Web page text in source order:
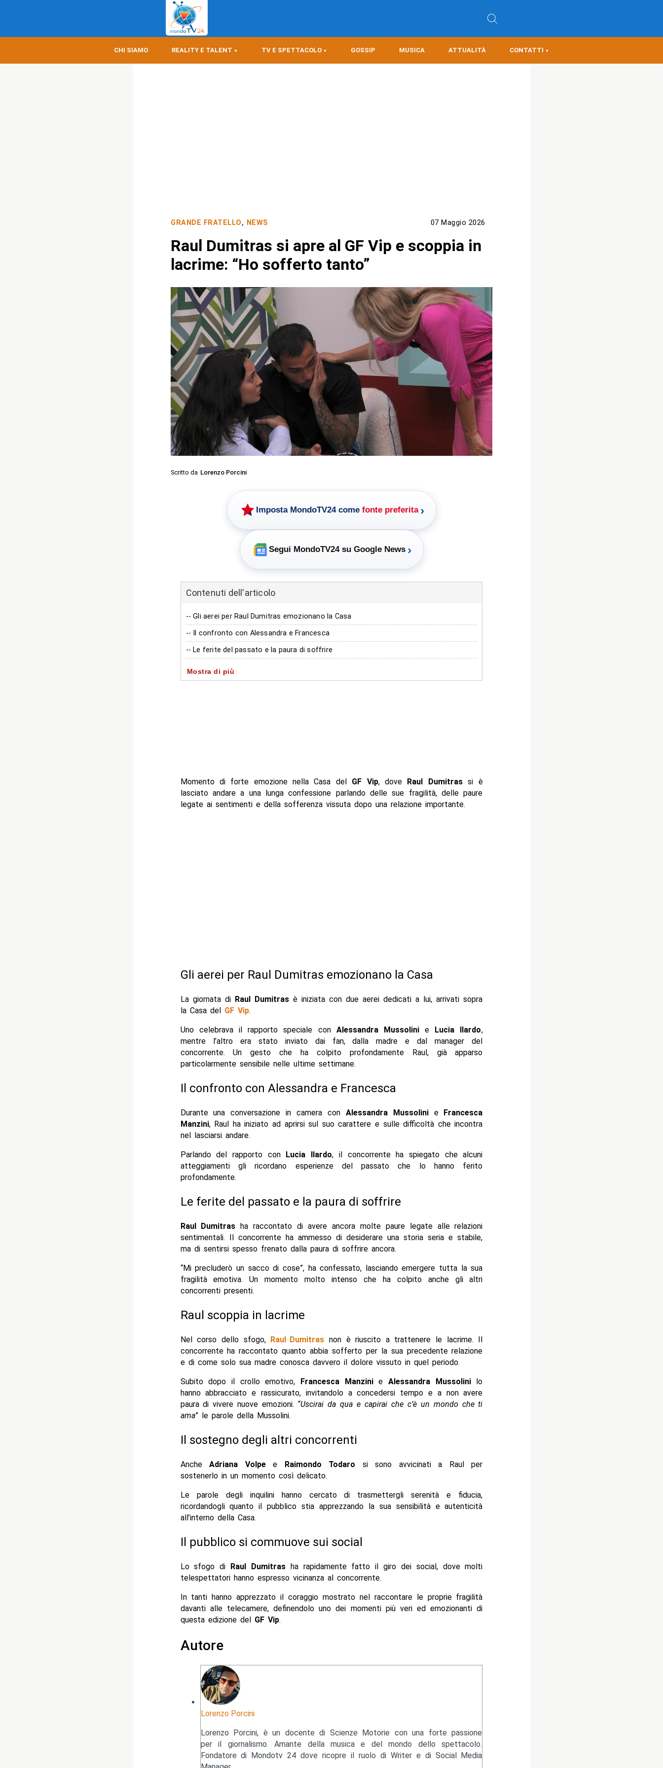
CHI SIAMO REALITY E TALENT TV E SPETTACOLO GOSSIP MUSICA ATTUALITÀ CONTATTI
GRANDE FRATELLO, NEWS 07 Maggio 2026
Raul Dumitras si apre al GF Vip e scoppia in
lacrime: “Ho sofferto tanto”
Scritto da Lorenzo Porcini
Imposta MondoTV24 come fonte preferita ›
Segui MondoTV24 su Google News ›
Contenuti dell'articolo
-- Gli aerei per Raul Dumitras emozionano la Casa
-- Il confronto con Alessandra e Francesca
-- Le ferite del passato e la paura di soffrire
-- Raul scoppia in lacrime
-- Il sostegno degli altri concorrenti
Mostra di più
Momento di forte emozione nella Casa del GF Vip, dove Raul Dumitrassi è
lasciato andare a una lunga confessione parlando delle sue fragilità, delle paure
legate ai sentimenti e della sofferenza vissuta dopo una relazione importante.
Gli aerei per Raul Dumitras emozionano la Casa
La giornata di Raul Dumitrasè iniziata con due aerei dedicati a lui, arrivati sopra
la Casa del GF Vip.
Uno celebrava il rapporto speciale con Alessandra Mussolinie Lucia Ilardo,
mentre l’altro era stato inviato dai fan, dalla madre e dal manager del
concorrente. Un gesto che ha colpito profondamente Raul, già apparso
particolarmente sensibile nelle ultime settimane.
Il confronto con Alessandra e Francesca
Durante una conversazione in camera con Alessandra Mussolinie
Francesca
Manzini, Raul ha iniziato ad aprirsi sul suo carattere e sulle difficoltà che incontra
nel lasciarsi andare.
Parlando del rapporto con Lucia Ilardo, il concorrente ha spiegato che alcuni
atteggiamenti gli ricordano esperienze del passato che lo hanno ferito
profondamente.
Le ferite del passato e la paura di soffrire
Raul Dumitras ha raccontato di avere ancora molte paure legate alle relazioni
sentimentali. Il concorrente ha ammesso di desiderare una storia seria e stabile,
ma di sentirsi spesso frenato dalla paura di soffrire ancora.
“Mi precluderò un sacco di cose”, ha confessato, lasciando emergere tutta la sua
fragilità emotiva. Un momento molto intenso che ha colpito anche gli altri
concorrenti presenti.
Raul scoppia in lacrime
Nel corso dello sfogo, Raul Dumitras non è riuscito a trattenere le lacrime. Il
concorrente ha raccontato quanto abbia sofferto per la sua precedente relazione
e di come solo sua madre conosca davvero il dolore vissuto in quel periodo.
Subito dopo il crollo emotivo, Francesca ManzinieAlessandra Mussolinilo
hanno abbracciato e rassicurato, invitandolo a concedersi tempo e a non avere
paura di vivere nuove emozioni. “Uscirai da qua e capirai che c’è un mondo che ti
ama” le parole della Mussolini.
Il sostegno degli altri concorrenti
AncheAdriana Volpee Raimondo Todaro si sono avvicinati a Raul per
sostenerlo in un momento così delicato.
Le parole degli inquilini hanno cercato di trasmettergli serenità e fiducia,
ricordandogli quanto il pubblico stia apprezzando la sua sensibilità e autenticità
all’interno della Casa.
Il pubblico si commuove sui social
Lo sfogo di Raul Dumitrasha rapidamente fatto il giro dei social, dove molti
telespettatori hanno espresso vicinanza al concorrente.
In tanti hanno apprezzato il coraggio mostrato nel raccontare le proprie fragilità
davanti alle telecamere, definendolo uno dei momenti più veri ed emozionanti di
questa edizione del GF Vip.
Autore
Lorenzo Porcini
Lorenzo Porcini, è un docente di Scienze Motorie con una forte passione
per il giornalismo. Amante della musica e del mondo dello spettacolo.
Fondatore di Mondotv 24 dove ricopre il ruolo di Writer e di Social Media